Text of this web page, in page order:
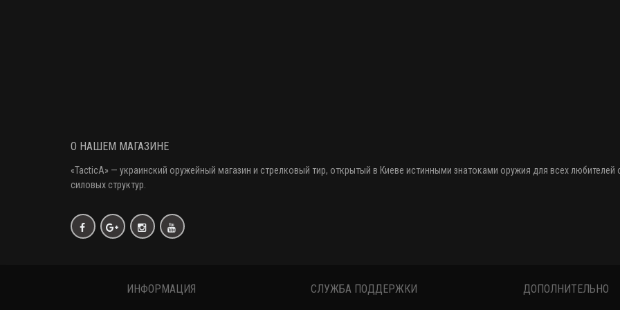
О НАШЕМ МАГАЗИНЕ
«TacticA» — украинский оружейный магазин и стрелковый тир, открытый в Киеве истинными знатоками оружия для всех любителей
силовых структур.
ИНФОРМАЦИЯ СЛУЖБА ПОДДЕРЖКИ ДОПОЛНИТЕЛЬНО